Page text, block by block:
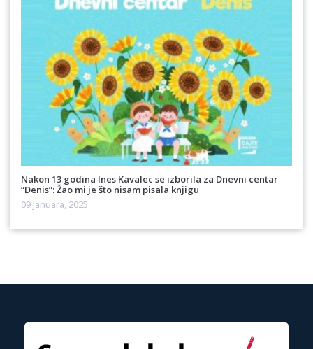
Nakon 13 godina Ines Kavalec se izborila za Dnevni centar
“Denis”: Žao mi je što nisam pisala knjigu
09 Januara, 2025